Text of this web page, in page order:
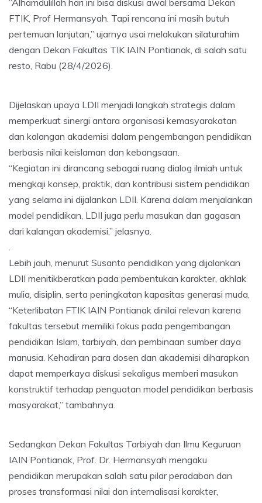
FTIK, Prof Hermansyah. Tapi rencana ini masih butuh
pertemuan lanjutan,” ujarnya usai melakukan silaturahim
dengan Dekan Fakultas TIK IAIN Pontianak, di salah satu
resto, Rabu (28/4/2026).
Dijelaskan upaya LDII menjadi langkah strategis dalam
memperkuat sinergi antara organisasi kemasyarakatan
dan kalangan akademisi dalam pengembangan pendidikan
berbasis nilai keislaman dan kebangsaan.
“Kegiatan ini dirancang sebagai ruang dialog ilmiah untuk
mengkaji konsep, praktik, dan kontribusi sistem pendidikan
yang selama ini dijalankan LDII. Karena dalam menjalankan
model pendidikan, LDII juga perlu masukan dan gagasan
dari kalangan akademisi,” jelasnya.
Lebih jauh, menurut Susanto pendidikan yang dijalankan
LDII menitikberatkan pada pembentukan karakter, akhlak
mulia, disiplin, serta peningkatan kapasitas generasi muda,
“Keterlibatan FTIK IAIN Pontianak dinilai relevan karena
fakultas tersebut memiliki fokus pada pengembangan
pendidikan Islam, tarbiyah, dan pembinaan sumber daya
manusia. Kehadiran para dosen dan akademisi diharapkan
dapat memperkaya diskusi sekaligus memberi masukan
konstruktif terhadap penguatan model pendidikan berbasis
masyarakat,” tambahnya.
Sedangkan Dekan Fakultas Tarbiyah dan Ilmu Keguruan
IAIN Pontianak, Prof. Dr. Hermansyah mengaku
pendidikan merupakan salah satu pilar peradaban dan
proses transformasi nilai dan internalisasi karakter,